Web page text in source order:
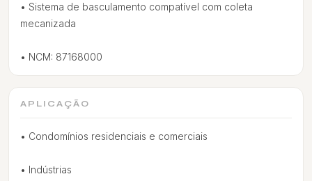
• Sistema de basculamento compatível com coleta
mecanizada
• NCM: 87168000
APLICAÇÃO
• Condomínios residenciais e comerciais
• Indústrias